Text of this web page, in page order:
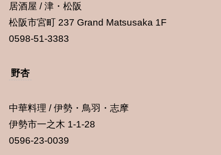
居酒屋 / 津・松阪
松阪市宮町 237 Grand Matsusaka 1F
0598-51-3383
野杏
中華料理 / 伊勢・鳥羽・志摩
伊勢市一之木 1-1-28
0596-23-0039